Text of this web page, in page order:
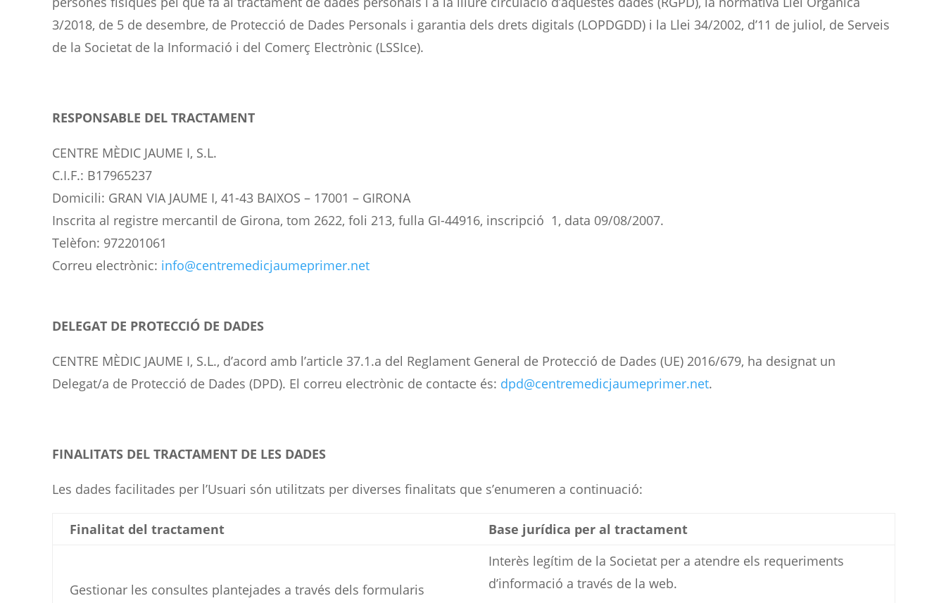
3/2018, de 5 de desembre, de Protecció de Dades Personals i garantia dels drets digitals (LOPDGDD) i la Llei 34/2002, d’11 de juliol, de Serveis
de la Societat de la Informació i del Comerç Electrònic (LSSIce).
RESPONSABLE DEL TRACTAMENT
CENTRE MÈDIC JAUME I, S.L.
C.I.F.: B17965237
Domicili: GRAN VIA JAUME I, 41-43 BAIXOS – 17001 – GIRONA
Inscrita al registre mercantil de Girona, tom 2622, foli 213, fulla GI-44916, inscripció 1, data 09/08/2007.
Telèfon: 972201061
Correu electrònic: info@centremedicjaumeprimer.net
DELEGAT DE PROTECCIÓ DE DADES
CENTRE MÈDIC JAUME I, S.L., d’acord amb l’article 37.1.a del Reglament General de Protecció de Dades (UE) 2016/679, ha designat un
Delegat/a de Protecció de Dades (DPD). El correu electrònic de contacte és: dpd@centremedicjaumeprimer.net.
FINALITATS DEL TRACTAMENT DE LES DADES
Les dades facilitades per l’Usuari són utilitzats per diverses finalitats que s’enumeren a continuació:
Finalitat del tractament Base jurídica per al tractament
Gestionar les consultes plantejades a través dels formularis
Interès legítim de la Societat per a atendre els requeriments
d’informació a través de la web.